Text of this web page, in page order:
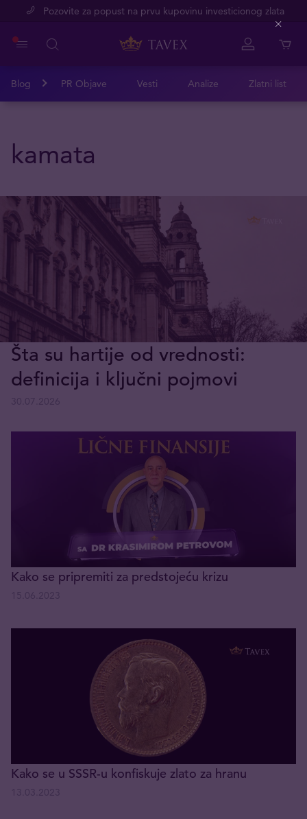
Pozovite za popust na prvu kupovinu investicionog zlata
Blog PR Objave Vesti Analize Zlatni list
kamata
Šta su hartije od vrednosti:
definicija i ključni pojmovi
Kako se pripremiti za predstojeću krizu
Kako se u SSSR-u konfiskuje zlato za hranu
Close